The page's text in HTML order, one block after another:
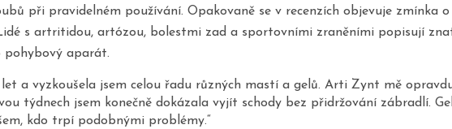
při pravidelném používání. Opakovaně se v recenzích objevuje zmínka
s artritidou, artózou, bolestmi zad a sportovními zraněními popisují
pohybový aparát.
a vyzkoušela jsem celou řadu různých mastí a gelů. Arti Zynt mě
týdnech jsem konečně dokázala vyjít schody bez přidržování zábradlí.
kdo trpí podobnými problémy.“